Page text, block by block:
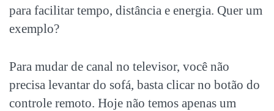
para facilitar tempo, distância e energia. Quer um
exemplo?
Para mudar de canal no televisor, você não
precisa levantar do sofá, basta clicar no botão do
controle remoto. Hoje não temos apenas um